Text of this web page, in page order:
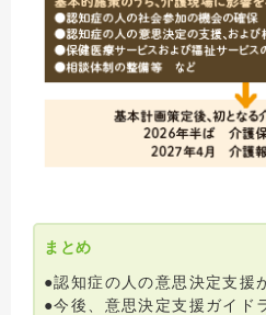
まとめ
●認知症の人の意思決定支援
●今後、意思決定支援ガイド